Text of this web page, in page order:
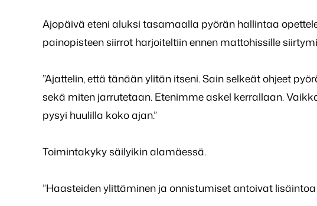
Ajopäivä eteni aluksi tasamaalla pyörän hallintaa
painopisteen siirrot harjoiteltiin ennen mattohissille
”Ajattelin, että tänään ylitän itseni. Sain selkeät ohjeet
sekä miten jarrutetaan. Etenimme askel kerrallaan.
pysyi huulilla koko ajan.”
Toimintakyky säilyikin alamäessä.
”Haasteiden ylittäminen ja onnistumiset antoivat